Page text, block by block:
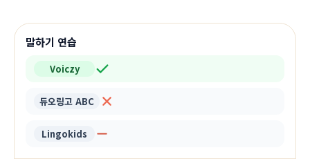
말하기 연습
Voiczy
듀오링고 ABC
Lingokids